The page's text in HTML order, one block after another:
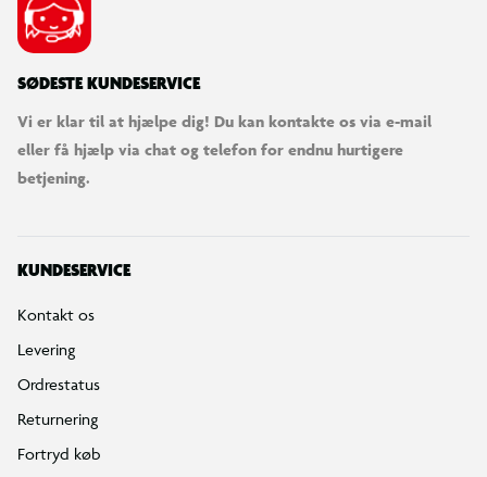
SØDESTE KUNDESERVICE
Vi er klar til at hjælpe dig! Du kan kontakte os via e-mail
eller få hjælp via chat og telefon for endnu hurtigere
betjening.
KUNDESERVICE
Kontakt os
Levering
Ordrestatus
Returnering
Fortryd køb